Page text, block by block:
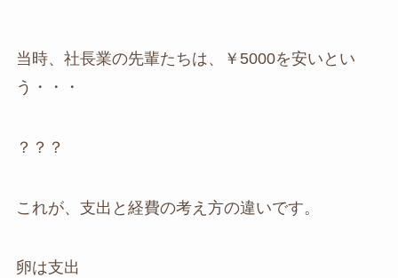
当時、社長業の先輩たちは、￥5000を安いとい
う・・・
？？？
これが、支出と経費の考え方の違いです。
卵は支出